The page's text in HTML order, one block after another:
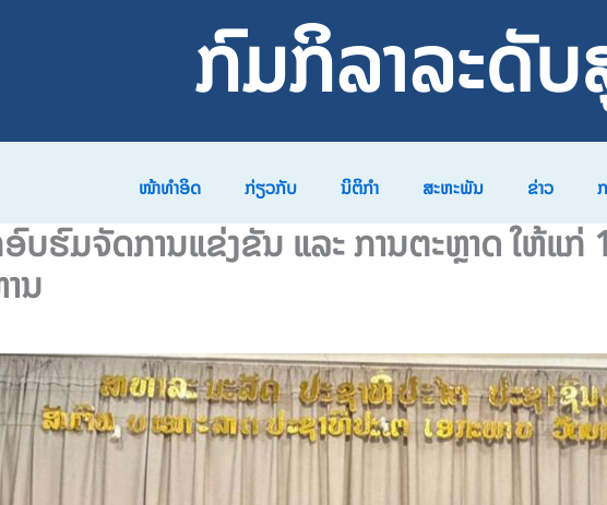
ກົມກິລາລະດັບ
ໜ້າທຳອິດ ກ່ຽວກັບ ນິຕິກຳ ສະຫະພັນ ຂ່າວ
ຮົມຈັດການແຂ່ງຂັນ ແລະ ການຕະຫຼາດ ໃຫ້ແກ່
ນ